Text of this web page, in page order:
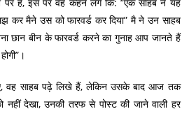
पर है, इस पर वह कहने लगे कि: “एक साहब ने यह
कर मैने उस को फारवर्ड कर दिया” मै ने उन साहब
छान बीन के फारवर्ड करने का गुनाह आप जानते हैं
वह साहब पढ़े लिखे हैं, लेकिन उसके बाद आज तक
नहीं देखा, उनकी तरफ से पोस्ट की जाने वाली हर